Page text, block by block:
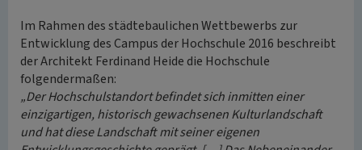
Im Rahmen des städtebaulichen Wettbewerbs zur
Entwicklung des Campus der Hochschule 2016 beschreibt
der Architekt Ferdinand Heide die Hochschule
folgendermaßen:
„Der Hochschulstandort befindet sich inmitten einer
einzigartigen, historisch gewachsenen Kulturlandschaft
und hat diese Landschaft mit seiner eigenen